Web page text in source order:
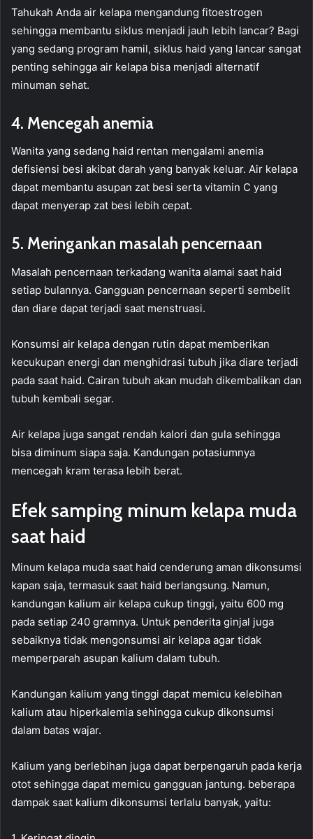
Tahukah Anda air kelapa mengandung fitoestrogen
sehingga membantu siklus menjadi jauh lebih lancar? Bagi
yang sedang program hamil, siklus haid yang lancar sangat
penting sehingga air kelapa bisa menjadi alternatif
minuman sehat.
4. Mencegah anemia
Wanita yang sedang haid rentan mengalami anemia
defisiensi besi akibat darah yang banyak keluar. Air kelapa
dapat membantu asupan zat besi serta vitamin C yang
dapat menyerap zat besi lebih cepat.
5. Meringankan masalah pencernaan
Masalah pencernaan terkadang wanita alamai saat haid
setiap bulannya. Gangguan pencernaan seperti sembelit
dan diare dapat terjadi saat menstruasi.
Konsumsi air kelapa dengan rutin dapat memberikan
kecukupan energi dan menghidrasi tubuh jika diare terjadi
pada saat haid. Cairan tubuh akan mudah dikembalikan dan
tubuh kembali segar.
Air kelapa juga sangat rendah kalori dan gula sehingga
bisa diminum siapa saja. Kandungan potasiumnya
mencegah kram terasa lebih berat.
Efek samping minum kelapa muda
saat haid
Minum kelapa muda saat haid cenderung aman dikonsumsi
kapan saja, termasuk saat haid berlangsung. Namun,
kandungan kalium air kelapa cukup tinggi, yaitu 600 mg
pada setiap 240 gramnya. Untuk penderita ginjal juga
sebaiknya tidak mengonsumsi air kelapa agar tidak
memperparah asupan kalium dalam tubuh.
Kandungan kalium yang tinggi dapat memicu kelebihan
kalium atau hiperkalemia sehingga cukup dikonsumsi
dalam batas wajar.
Kalium yang berlebihan juga dapat berpengaruh pada kerja
otot sehingga dapat memicu gangguan jantung. beberapa
dampak saat kalium dikonsumsi terlalu banyak, yaitu: